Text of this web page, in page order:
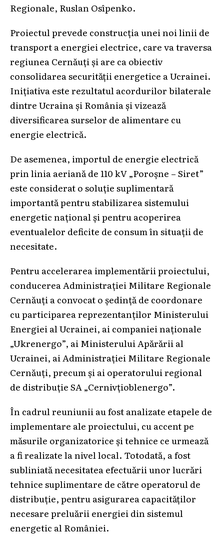
Regionale, Ruslan Osîpenko.
Proiectul prevede construcția unei noi linii de
transport a energiei electrice, care va traversa
regiunea Cernăuți și are ca obiectiv
consolidarea securității energetice a Ucrainei.
Inițiativa este rezultatul acordurilor bilaterale
dintre Ucraina și România și vizează
diversificarea surselor de alimentare cu
energie electrică.
De asemenea, importul de energie electrică
prin linia aeriană de 110 kV „Poroșne – Siret”
este considerat o soluție suplimentară
importantă pentru stabilizarea sistemului
energetic național și pentru acoperirea
eventualelor deficite de consum în situații de
necesitate.
Pentru accelerarea implementării proiectului,
conducerea Administrației Militare Regionale
Cernăuți a convocat o ședință de coordonare
cu participarea reprezentanților Ministerului
Energiei al Ucrainei, ai companiei naționale
„Ukrenergo”, ai Ministerului Apărării al
Ucrainei, ai Administrației Militare Regionale
Cernăuți, precum și ai operatorului regional
de distribuție SA „Cernivțioblenergo”.
În cadrul reuniunii au fost analizate etapele de
implementare ale proiectului, cu accent pe
măsurile organizatorice și tehnice ce urmează
a fi realizate la nivel local. Totodată, a fost
subliniată necesitatea efectuării unor lucrări
tehnice suplimentare de către operatorul de
distribuție, pentru asigurarea capacităților
necesare preluării energiei din sistemul
energetic al României.